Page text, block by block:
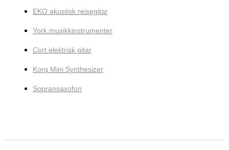
EKO akustisk reisegitar
York musikkinstrumenter
Cort elektrisk gitar
Korg Mini Synthesizer
Sopransaxofon